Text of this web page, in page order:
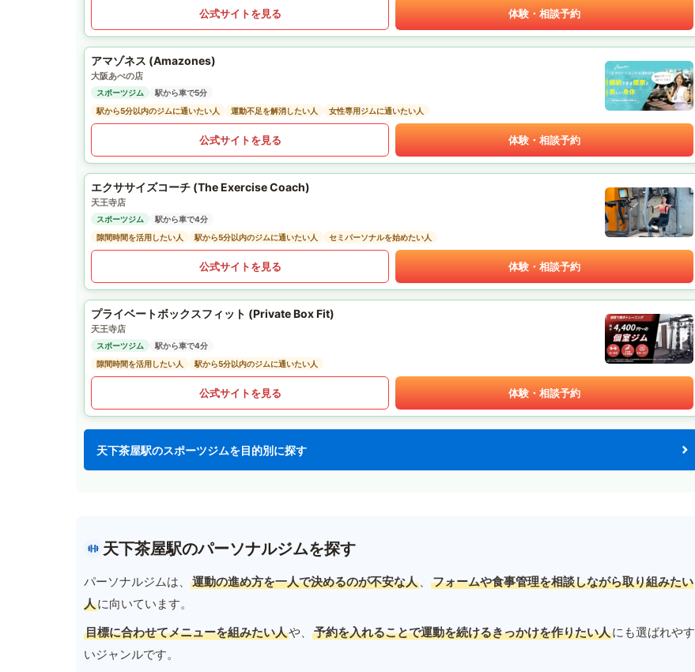
公式サイトを見る 体験・相談予約
アマゾネス (Amazones)
大阪あべの店
スポーツジム
駅から車で5分
駅から5分以内のジムに通いたい人
運動不足を解消したい人 女性専用ジムに通いたい人
公式サイトを見る 体験・相談予約
エクササイズコーチ (The Exercise Coach)
天王寺店
スポーツジム
駅から車で4分
隙間時間を活用したい人
駅から5分以内のジムに通いたい人 セミパーソナルを始めたい人
公式サイトを見る 体験・相談予約
プライベートボックスフィット (Private Box Fit)
天王寺店
スポーツジム
駅から車で4分
隙間時間を活用したい人
駅から5分以内のジムに通いたい人
公式サイトを見る 体験・相談予約
天下茶屋駅のスポーツジムを目的別に探す
天下茶屋駅のパーソナルジムを探す
パーソナルジムは、 運動の進め方を一人で決めるのが不安な人 、
フォームや食事管理を相談しながら取り組みたい
人に向いています。
目標に合わせてメニューを組みたい人や、 予約を入れることで運動を続けるきっかけを作りたい人にも選ばれやす
いジャンルです。